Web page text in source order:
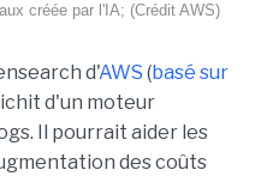
créée par l'IA; (Crédit AWS)
d'AWS (basé sur
d'un moteur
Il pourrait aider les
des coûts